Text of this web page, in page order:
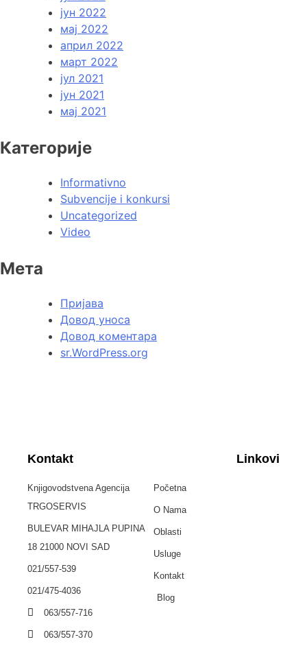
јун 2022
мај 2022
април 2022
март 2022
јул 2021
јун 2021
мај 2021
Категорије
Informativno
Subvencije i konkursi
Uncategorized
Video
Мета
Пријава
Довод уноса
Довод коментара
sr.WordPress.org
Kontakt
Knjigovodstvena Agencija
TRGOSERVIS
BULEVAR MIHAJLA PUPINA
18 21000 NOVI SAD
021/557-539
021/475-4036
063/557-716
063/557-370
Linkovi
Početna
O Nama
Oblasti
Usluge
Kontakt
Blog